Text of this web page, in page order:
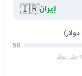
إيران🇮🇷
دولار)
58